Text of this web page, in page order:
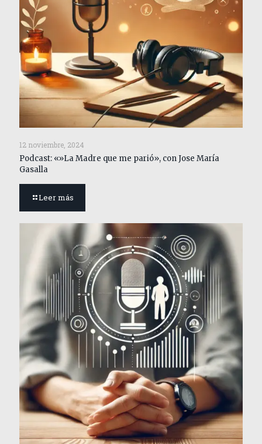
12 noviembre, 2024
Podcast: «»La Madre que me parió», con Jose María
Gasalla
Leer más